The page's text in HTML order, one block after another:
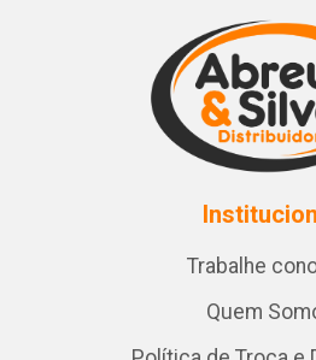
Trabalhe
Quem